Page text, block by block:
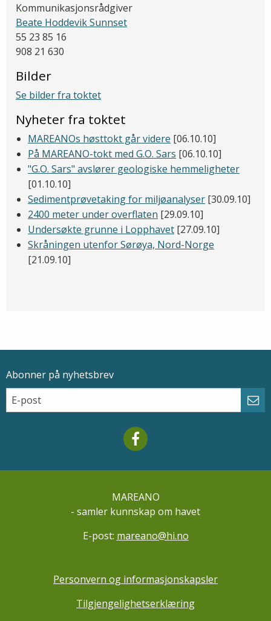
Kommunikasjonsrådgiver
Beate Hoddevik Sunnset
55 23 85 16
908 21 630
Bilder
Se bilder fra toktet
Nyheter fra toktet
MAREANOs høsttokt går videre [06.10.10]
På MAREANO-tokt med G.O. Sars [06.10.10]
"G.O. Sars" avslører geologiske hemmeligheter
[01.10.10]
Sedimentprøvetaking for miljøanalyser [30.09.10]
2400 meter under overflaten [29.09.10]
Undersøkte grunne i Lopphavet [27.09.10]
Skråningen utenfor Sørøya, Nord-Norge
[21.09.10]
Epostadresse
Abonner på nyhetsbrev
Email
Mareano facebook
MAREANO
- samler kunnskap om havet
E-post: mareano@hi.no
Personvern og informasjonskapsler
Tilgjengelighetserklæring